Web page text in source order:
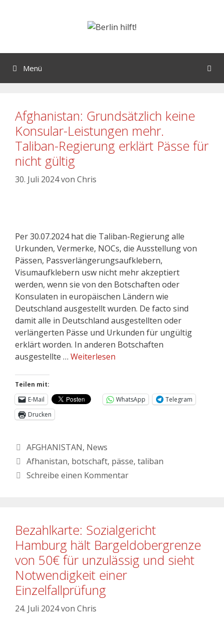
Menü
Afghanistan: Grundsätzlich keine
Konsular-Leistungen mehr.
Taliban-Regierung erklärt Pässe für
nicht gültig
30. Juli 2024von Chris
Per 30.07.2024 hat die Taliban-Regierung alle
Urkunden, Vermerke, NOCs, die Ausstellung von
Pässen, Passverlängerungsaufklebern,
Visumaufklebern usw nicht mehr akzeptiert
werden, wenn sie von den Botschaften oder
Konsulaten in europäischen Ländern wie
Deutschland ausgestellt wurden. De facto sind
damit alle in Deutschland ausgestellten oder
verlängerten Pässe und Urkunden für ungültig
erklärt worden. In anderen Botschaften
ausgestellte … Weiterlesen
Teilen mit:
E-Mail
WhatsApp
Telegram
Drucken
AFGHANISTAN, News
Afhanistan, botschaft, pässe, taliban
Schreibe einen Kommentar
Bezahlkarte: Sozialgericht
Hamburg hält Bargeldobergrenze
von 50€ für unzulässig und sieht
Notwendigkeit einer
Einzelfallprüfung
24. Juli 2024von Chris